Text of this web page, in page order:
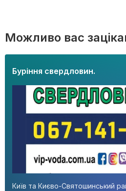
Можливо вас
Київ та Києво-Святошинський
Буріння свердловин.